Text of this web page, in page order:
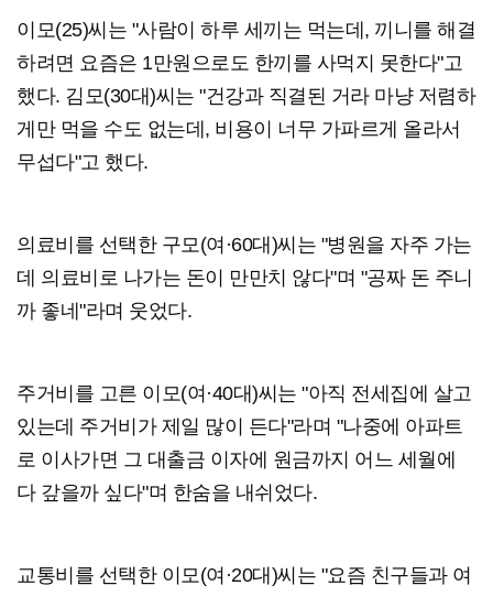
이모(25)씨는 "사람이 하루 세끼는 먹는데, 끼니를 해결
하려면 요즘은 1만원으로도 한끼를 사먹지 못한다"고
했다. 김모(30대)씨는 "건강과 직결된 거라 마냥 저렴하
게만 먹을 수도 없는데, 비용이 너무 가파르게 올라서
무섭다"고 했다.
의료비를 선택한 구모(여·60대)씨는 "병원을 자주 가는
데 의료비로 나가는 돈이 만만치 않다"며 "공짜 돈 주니
까 좋네"라며 웃었다.
주거비를 고른 이모(여·40대)씨는 "아직 전세집에 살고
있는데 주거비가 제일 많이 든다"라며 "나중에 아파트
로 이사가면 그 대출금 이자에 원금까지 어느 세월에
다 갚을까 싶다"며 한숨을 내쉬었다.
교통비를 선택한 이모(여·20대)씨는 "요즘 친구들과 여